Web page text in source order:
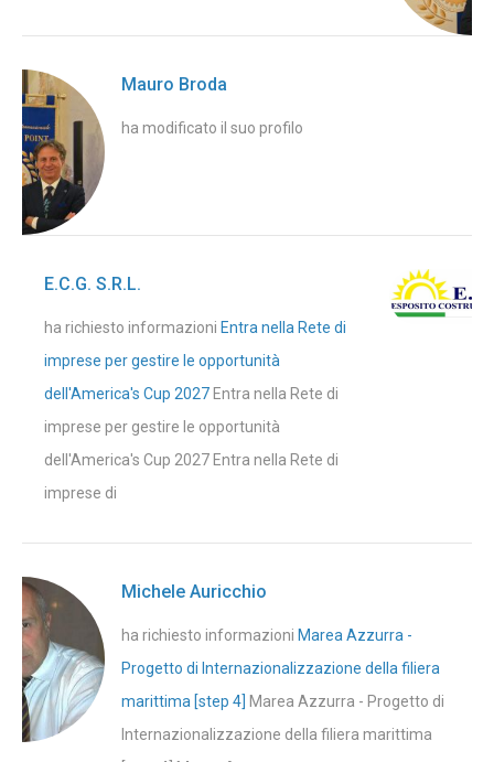
Mauro Broda
ha modificato il suo profilo
E.C.G. S.R.L.
ha richiesto informazioni Entra nella Rete di
imprese per gestire le opportunità
dell'America's Cup 2027 Entra nella Rete di
imprese per gestire le opportunità
dell'America's Cup 2027 Entra nella Rete di
imprese di
Michele Auricchio
ha richiesto informazioni Marea Azzurra -
Progetto di Internazionalizzazione della filiera
marittima [step 4] Marea Azzurra - Progetto di
Internazionalizzazione della filiera marittima